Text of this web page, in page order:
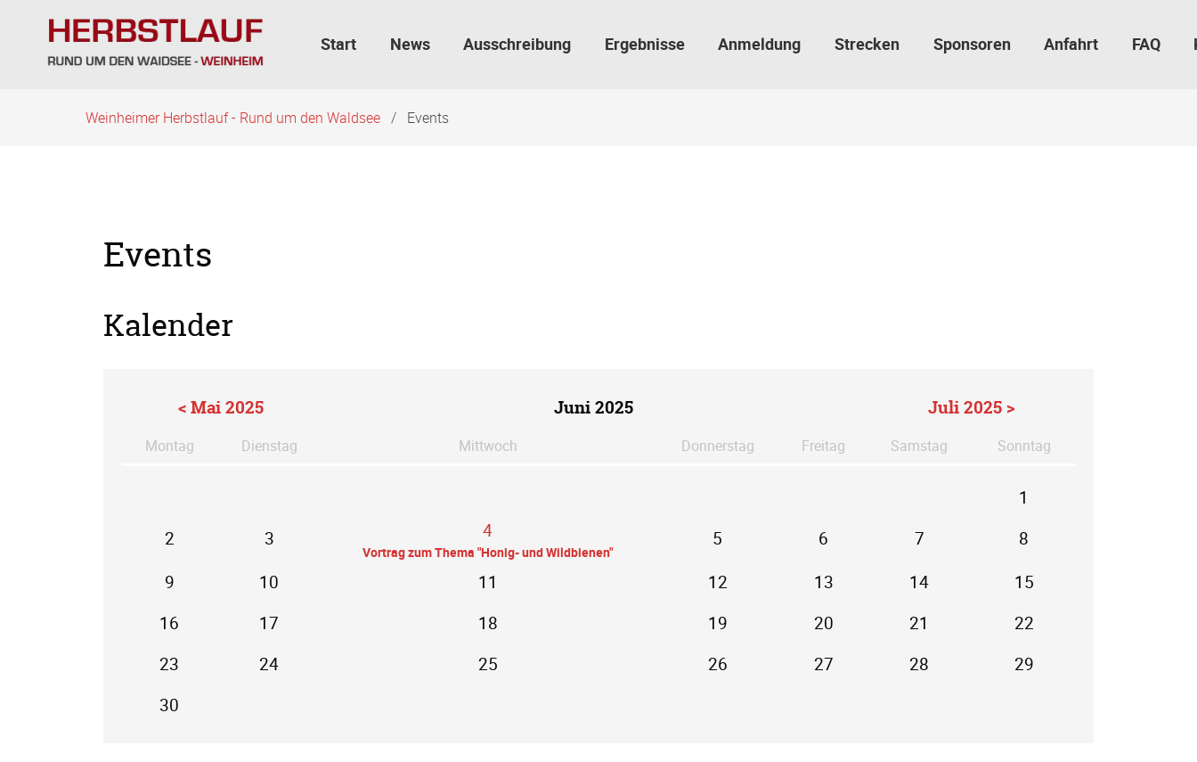
überspringen
Start News Ausschreibung Ergebnisse Anmeldung Strecken Sponsoren Anfahrt FAQ
Weinheimer Herbstlauf - Rund um den Waldsee Events
Events
Kalender
< Mai 2025 Juni 2025 Juli 2025 >
Montag Dienstag Mittwoch Donnerstag Freitag Samstag Sonntag
1
2
3 4
Vortrag zum Thema "Honig- und Wildbienen"
5 6 7
8
9
10 11 12 13 14
15
16
17 18 19 20 21
22
23
24 25 26 27 28
29
30